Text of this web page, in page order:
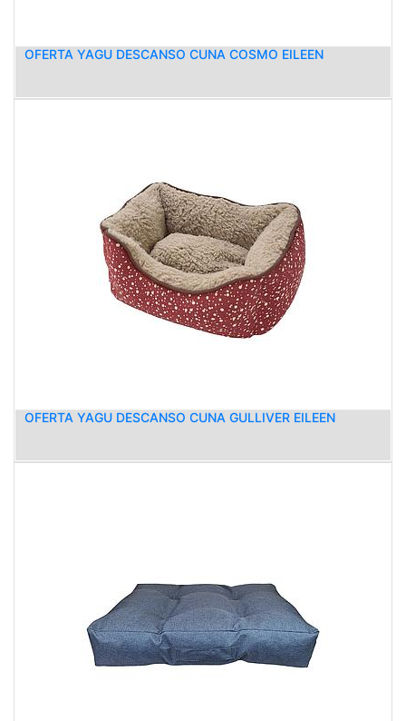
OFERTA YAGU DESCANSO CUNA COSMO EILEEN
OFERTA YAGU DESCANSO CUNA GULLIVER EILEEN